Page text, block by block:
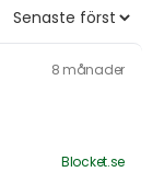
8 månader
Blocket.se